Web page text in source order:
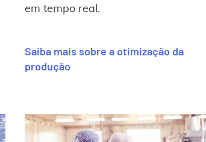
em tempo real.
Saiba mais sobre a otimização da
produção